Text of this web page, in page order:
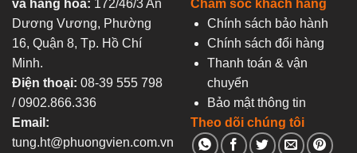
và hàng hóa: 172/46/3 An
Dương Vương, Phường
16, Quận 8, Tp. Hồ Chí
Minh.
Điện thoại: 08-39 555 798
/ 0902.866.336
Email:
tung.ht@phuongvien.com.vn
Chăm sóc khách hàng
Chính sách bảo hành
Chính sách đổi hàng
Thanh toán & vận
chuyển
Bảo mật thông tin
Theo dõi chúng tôi